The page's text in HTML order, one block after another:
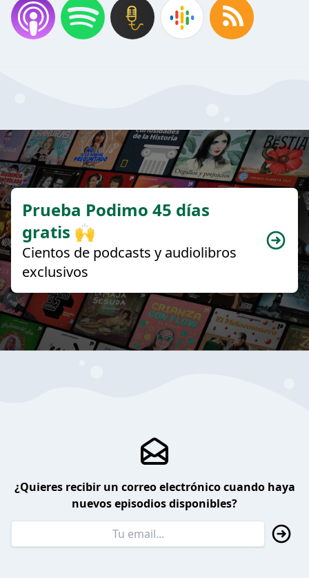
Prueba Podimo 45 días
gratis 🙌
Cientos de podcasts y audiolibros
exclusivos
¿Quieres recibir un correo electrónico cuando haya
nuevos episodios disponibles?